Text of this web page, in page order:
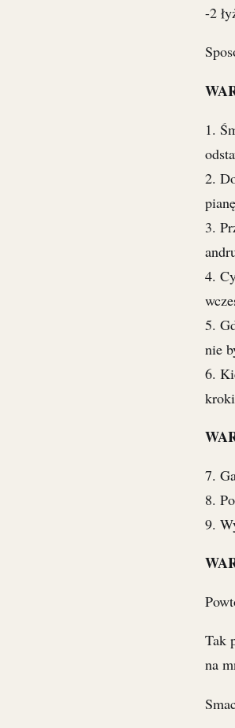
-2
1.
2.
3.
4.
5.
nie
6.
7.
8.
9.
Tak
na